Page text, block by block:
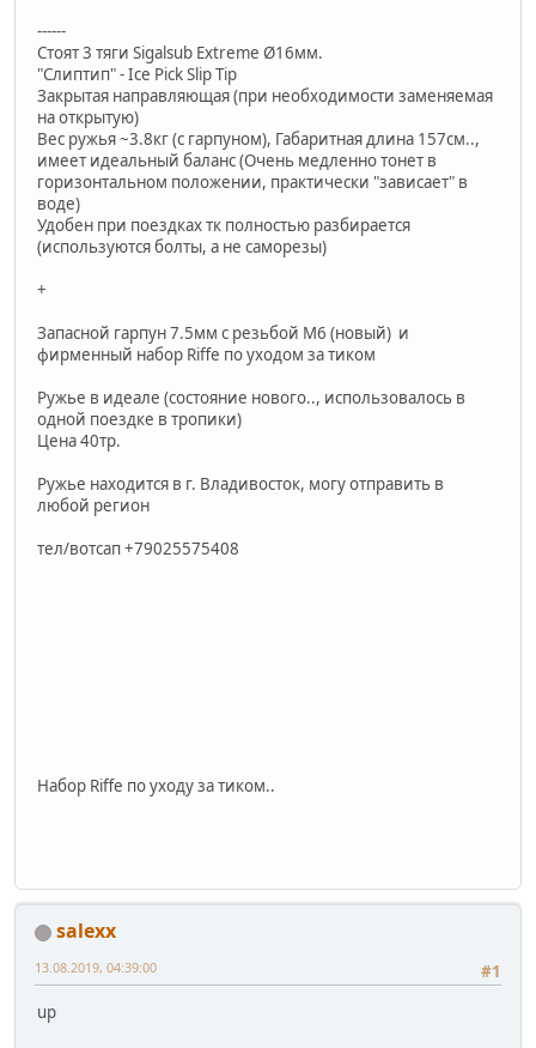
------
Cтоят 3 тяги Sigalsub Extreme Ø16мм.
"Слиптип" - Ice Pick Slip Tip
Закрытая направляющая (при необходимости заменяемая
на открытую)
Вес ружья ~3.8кг (с гарпуном), Габаритная длина 157см..,
имеет идеальный баланс (Очень медленно тонет в
горизонтальном положении, практически "зависает" в
воде)
Удобен при поездках тк полностью разбирается
(используются болты, а не саморезы)
+
Запасной гарпун 7.5мм с резьбой М6 (новый) и
фирменный набор Riffe по уходом за тиком
Ружье в идеале (состояние нового.., использовалось в
одной поездке в тропики)
Цена 40тр.
Ружье находится в г. Владивосток, могу отправить в
любой регион
тел/вотсап +79025575408
Набор Riffe по уходу за тиком..
salexx
#1
13.08.2019, 04:39:00
up